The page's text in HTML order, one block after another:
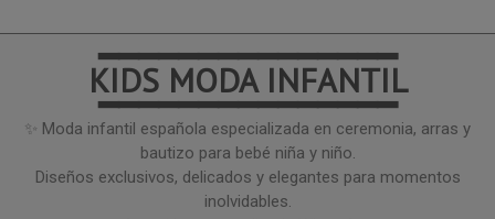
━━━━━━━━━━━━━━━
KIDS MODA INFANTIL
━━━━━━━━━━━━━━━
✨ Moda infantil española especializada en ceremonia, arras y
bautizo para bebé niña y niño.
Diseños exclusivos, delicados y elegantes para momentos
inolvidables.